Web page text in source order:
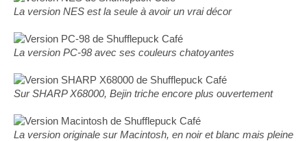
La version NES est la seule à avoir un vrai décor
La version PC-98 avec ses couleurs chatoyantes
Sur SHARP X68000, Bejin triche encore plus ouvertement
La version originale sur Macintosh, en noir et blanc mais pleine